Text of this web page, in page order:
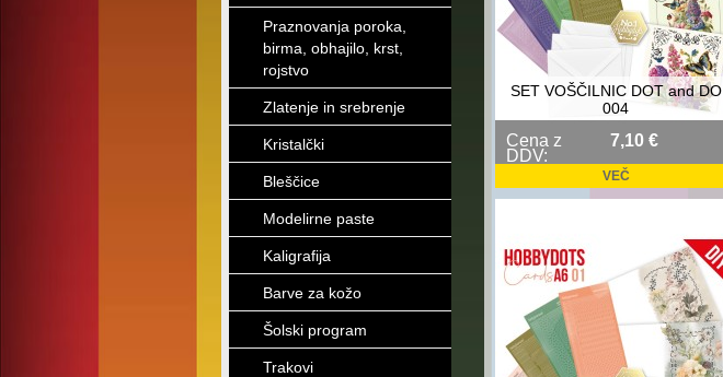
Praznovanja poroka,
birma, obhajilo, krst,
rojstvo
Zlatenje in srebrenje
Kristalčki
Bleščice
Modelirne paste
Kaligrafija
Barve za kožo
Šolski program
Trakovi
SET VOŠČILNIC DOT and DO
004
Cena z
DDV:
7,10 €
VEČ